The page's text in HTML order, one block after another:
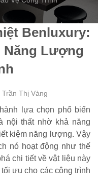
Benluxury:
Năng Lượng
Trần Thị Vàng
lựa chọn phổ biến
nội thất nhờ khả năng
kiệm năng lượng. Vậy
nó hoạt động như thế
chi tiết về vật liệu này
ưu cho các công trình